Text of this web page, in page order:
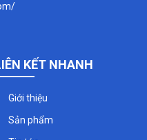
KẾT NHANH
Giới thiệu
Sản phẩm